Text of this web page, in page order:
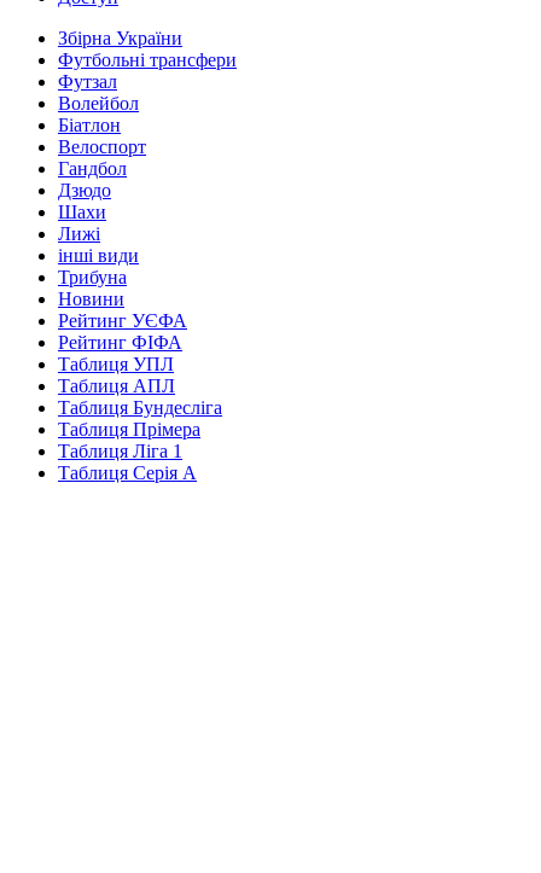
Збірна України
Футбольні трансфери
Футзал
Волейбол
Біатлон
Велоспорт
Гандбол
Дзюдо
Шахи
Лижі
інші види
Трибуна
Новини
Рейтинг УЄФА
Рейтинг ФІФА
Таблиця УПЛ
Таблиця АПЛ
Таблиця Бундесліга
Таблиця Прімера
Таблиця Ліга 1
Таблиця Серія А